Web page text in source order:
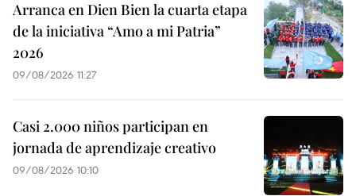
Arranca en Dien Bien la cuarta etapa
de la iniciativa “Amo a mi Patria”
2026
09/08/2026 11:27
Casi 2.000 niños participan en
jornada de aprendizaje creativo
09/08/2026 10:10